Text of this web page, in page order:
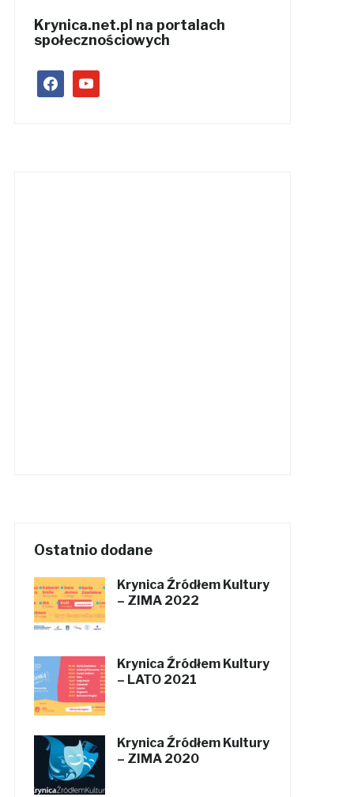
Krynica.net.pl na portalach
społecznościowych
facebookyoutube
Ostatnio dodane
Krynica Źródłem Kultury
– ZIMA 2022
Krynica Źródłem Kultury
– LATO 2021
Krynica Źródłem Kultury
– ZIMA 2020